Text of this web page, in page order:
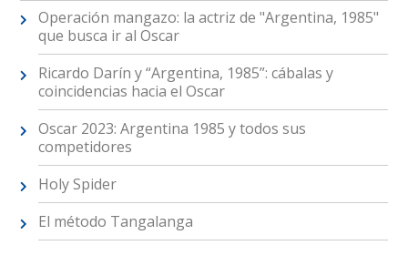
Operación mangazo: la actriz de "Argentina, 1985"
que busca ir al Oscar
Ricardo Darín y “Argentina, 1985”: cábalas y
coincidencias hacia el Oscar
Oscar 2023: Argentina 1985 y todos sus
competidores
Holy Spider
El método Tangalanga